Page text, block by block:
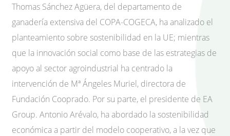
Thomas Sánchez Agüera, del departamento de
ganadería extensiva del COPA-COGECA, ha analizado el
planteamiento sobre sostenibilidad en la UE; mientras
que la innovación social como base de las estrategias de
apoyo al sector agroindustrial ha centrado la
intervención de Mª Ángeles Muriel, directora de
Fundación Cooprado. Por su parte, el presidente de EA
Group. Antonio Arévalo, ha abordado la sostenibilidad
económica a partir del modelo cooperativo, a la vez que